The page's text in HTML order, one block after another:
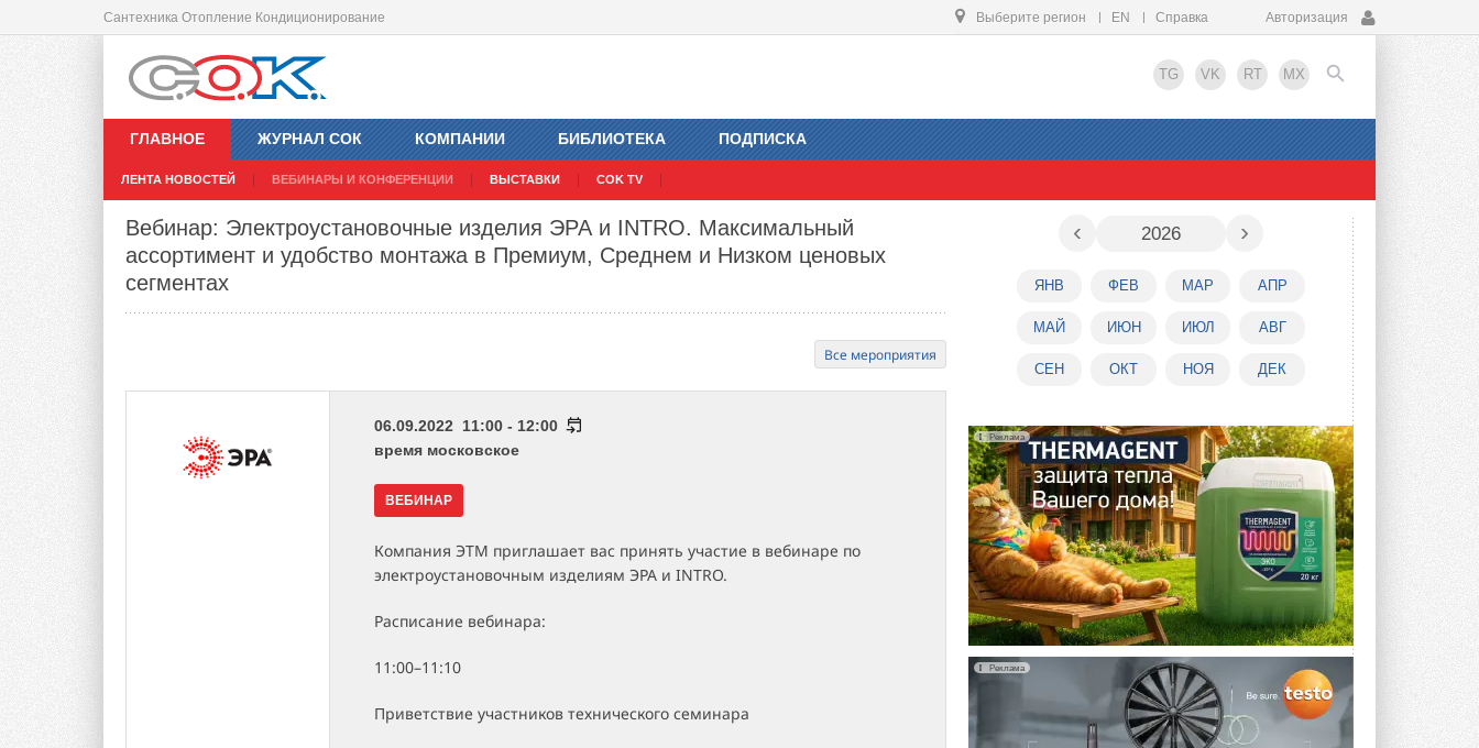
Сантехника Отопление Кондиционирование Выберите регион EN Справка Авторизация
TG VK RT MX
ГЛАВНОЕ
ЛЕНТА НОВОСТЕЙ ВЕБИНАРЫ И КОНФЕРЕНЦИИ ВЫСТАВКИ COK TV
ЖУРНАЛ СОК КОМПАНИИ БИБЛИОТЕКА ПОДПИСКА
EN
Вебинар: Электроустановочные изделия ЭРА и INTRO. Максимальный
ассортимент и удобство монтажа в Премиум, Среднем и Низком ценовых
сегментах
Все мероприятия
06.09.2022 11:00 - 12:00
время московское
ВЕБИНАР
Компания ЭТМ приглашает вас принять участие в вебинаре по
электроустановочным изделиям ЭРА и INTRO.
Расписание вебинара:
11:00–11:10
Приветствие участников технического семинара
‹ 2026 ›
ЯНВ ФЕВ МАР АПР
МАЙ ИЮН ИЮЛ АВГ
СЕН ОКТ НОЯ ДЕК
Реклама
Реклама